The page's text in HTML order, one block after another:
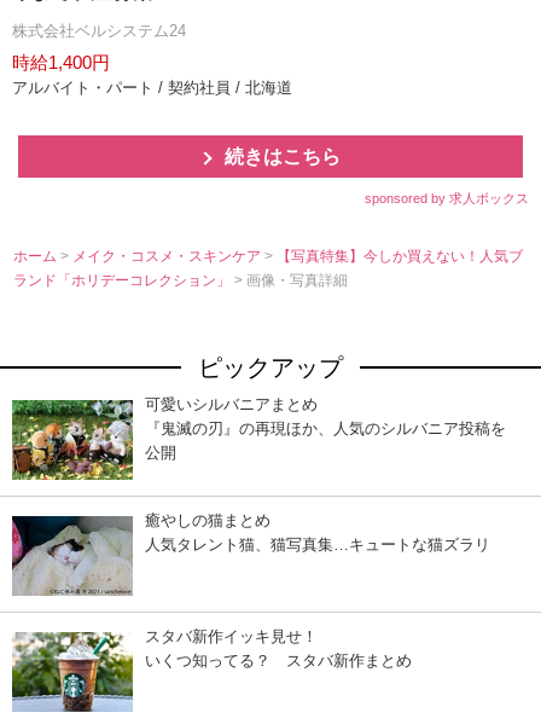
株式会社ベルシステム24
時給1,400円
アルバイト・パート / 契約社員 / 北海道
続きはこちら
sponsored by 求人ボックス
ホーム > メイク・コスメ・スキンケア>
【写真特集】今しか買えない！人気ブ
ランド「ホリデーコレクション」> 画像・写真詳細
ピックアップ
可愛いシルバニアまとめ
『鬼滅の刃』の再現ほか、人気のシルバニア投稿を
公開
癒やしの猫まとめ
人気タレント猫、猫写真集…キュートな猫ズラリ
スタバ新作イッキ見せ！
いくつ知ってる？ スタバ新作まとめ